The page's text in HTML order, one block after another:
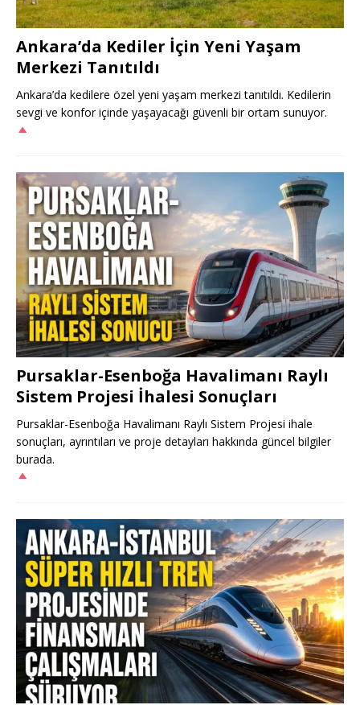
Ankara’da Kediler İçin Yeni Yaşam
Merkezi Tanıtıldı
Ankara’da kedilere özel yeni yaşam merkezi tanıtıldı. Kedilerin
sevgi ve konfor içinde yaşayacağı güvenli bir ortam sunuyor.
Pursaklar-Esenboğa Havalimanı Raylı
Sistem Projesi İhalesi Sonuçları
Pursaklar-Esenboğa Havalimanı Raylı Sistem Projesi ihale
sonuçları, ayrıntıları ve proje detayları hakkında güncel bilgiler
burada.